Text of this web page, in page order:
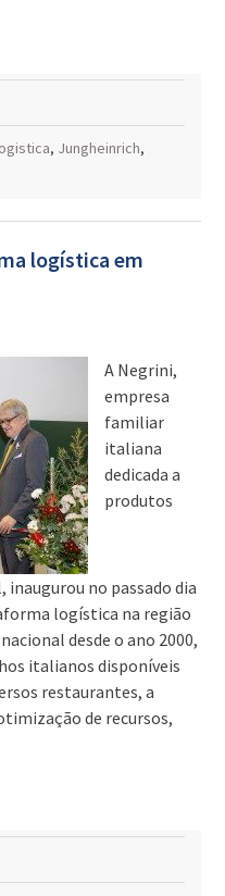
, Jungheinrich,
logística em
A Negrini,
empresa
familiar
italiana
dedicada a
produtos
no passado dia
logística na região
desde o ano 2000,
italianos disponíveis
restaurantes, a
de recursos,